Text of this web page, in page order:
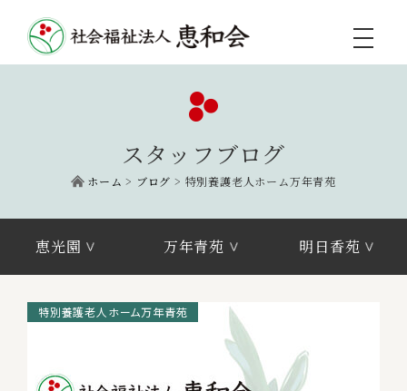
toggle
スタッフブログ
ホーム > ブログ > 特別養護老人ホーム万年青苑
恵光園 万年青苑 明日香苑
特別養護老人ホーム万年青苑